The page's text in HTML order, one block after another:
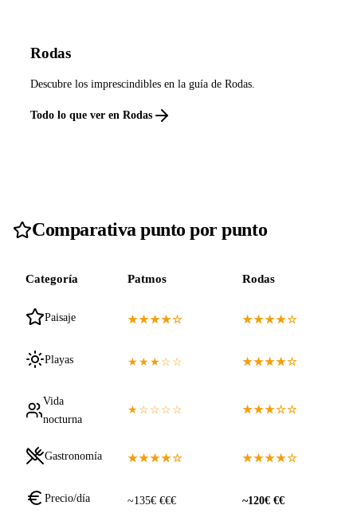
Rodas
Descubre los imprescindibles en la guía de Rodas.
Todo lo que ver en Rodas
Comparativa punto por punto
Categoría Patmos Rodas
Paisaje ★★★★☆ ★★★★☆
Playas ★★★☆☆ ★★★★☆
Vida
nocturna
★☆☆☆☆ ★★★☆☆
Gastronomía ★★★★☆ ★★★★☆
Precio/día ~135€ €€€ ~120€ €€